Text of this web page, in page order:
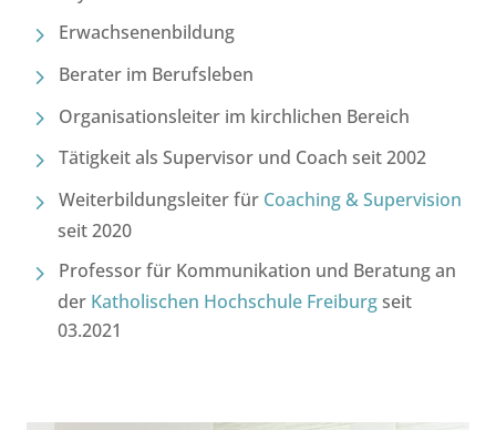
Erwachsenenbildung
Berater im Berufsleben
Organisationsleiter im kirchlichen Bereich
Tätigkeit als Supervisor und Coach seit 2002
Weiterbildungsleiter für Coaching & Supervision
seit 2020
Professor für Kommunikation und Beratung an
der Katholischen Hochschule Freiburgseit
03.2021